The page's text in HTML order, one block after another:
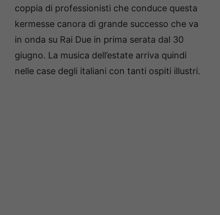
coppia di professionisti che conduce questa
kermesse canora di grande successo che va
in onda su Rai Due in prima serata dal 30
giugno. La musica dell’estate arriva quindi
nelle case degli italiani con tanti ospiti illustri.